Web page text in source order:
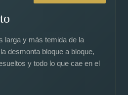
larga y más temida de la
desmonta bloque a bloque,
y todo lo que cae en el